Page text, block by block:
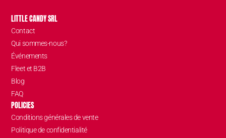
LITTLE CANDY SRL
Contact
Qui sommes-nous?
Événements
Fleet et B2B
Blog
FAQ
POLICIES
Conditions générales de vente
Politique de confidentialité